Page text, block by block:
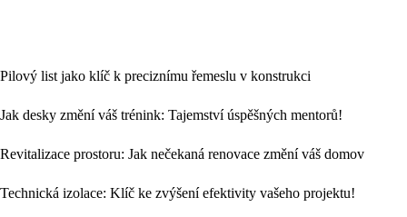
Pilový list jako klíč k preciznímu řemeslu v konstrukci
Jak desky změní váš trénink: Tajemství úspěšných mentorů!
Revitalizace prostoru: Jak nečekaná renovace změní váš domov
Technická izolace: Klíč ke zvýšení efektivity vašeho projektu!